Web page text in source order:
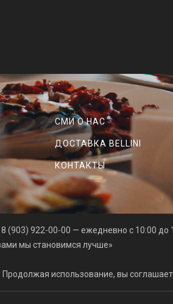
СМИ О НАС
ДОСТАВКА BELLINI
КОНТАКТЫ
(903) 922-00-00 — ежедневно с 10:00 до
мы становимся лучше»
использование, вы